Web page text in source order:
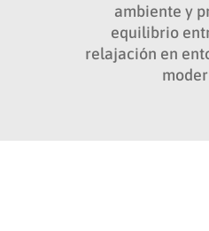
ambiente y
equilibrio
relajación en